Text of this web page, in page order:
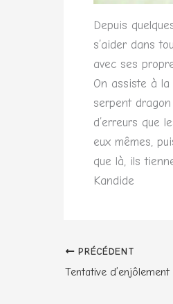
Depuis
s’aider dans
avec ses
On assiste à la
serpent
d’erreurs que
eux mêmes,
que là, ils
Kandide
PRÉCÉDENT
Tentative d’enjôlement